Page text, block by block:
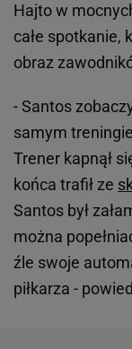
Hajto w
całe spotkanie,
obraz
- Santos
samym
Trener kapnął
końca trafił ze
Santos był
można
źle swoje
piłkarza -